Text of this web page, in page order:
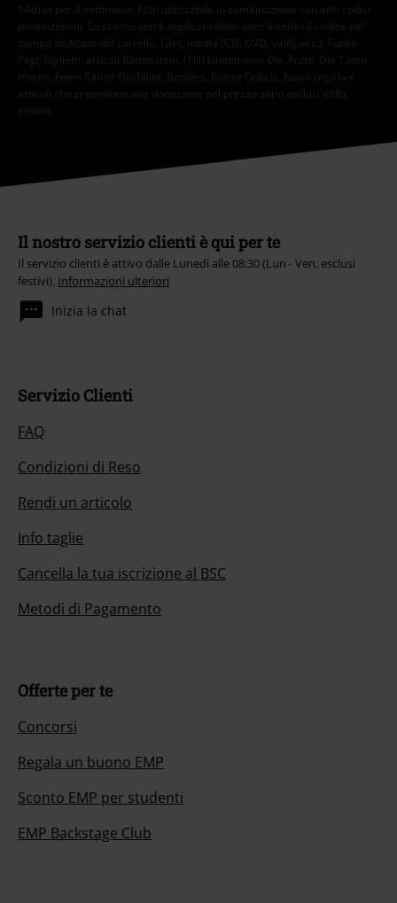
*Attivo per 4 settimane. Non utilizzabile in combinazione con altri codici
promozionali. Lo sconto verrà applicato dopo aver inserito il codice nel
campo dedicato del carrello. Libri, media (CD, DVD, vinili, ecc.), Funko
Pop!, biglietti, articoli Rammstein, (Till) Lindemann, Die Ärzte, Die Toten
Hosen, Feine Sahne Fischfilet, Broilers, Böhse Onkelz, buoni regalo e
articoli che prevedono una donazione nel prezzo sono esclusi dalla
promo.
Il nostro servizio clienti è qui per te
Il servizio clienti è attivo dalle Lunedì alle 08:30 (Lun - Ven, esclusi
festivi). Informazioni ulteriori
Inizia la chat
Servizio Clienti
FAQ
Condizioni di Reso
Rendi un articolo
Info taglie
Cancella la tua iscrizione al BSC
Metodi di Pagamento
Offerte per te
Concorsi
Regala un buono EMP
Sconto EMP per studenti
EMP Backstage Club